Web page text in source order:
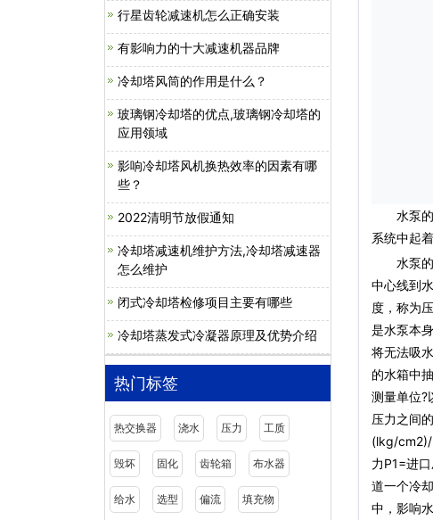
行星齿轮减速机怎么正确安装
有影响力的十大减速机器品牌
冷却塔风筒的作用是什么？
玻璃钢冷却塔的优点,玻璃钢冷却塔的
应用领域
影响冷却塔风机换热效率的因素有哪
些？
2022清明节放假通知
冷却塔减速机维护方法,冷却塔减速器
怎么维护
闭式冷却塔检修项目主要有哪些
冷却塔蒸发式冷凝器原理及优势介绍
热门标签
热交换器 浇水 压力 工质
毁坏 固化 齿轮箱 布水器
给水 选型 偏流 填充物
水泵的
系统中起
水泵的
中心线到
度，称为
是水泵本
将无法吸
的水箱中
测量单位?
压力之间
(lkg/
力P1=进
道一个冷
中，影响